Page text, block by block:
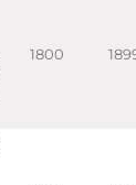
1800